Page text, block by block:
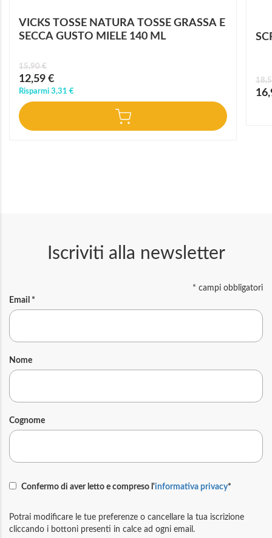
VICKS TOSSE NATURA TOSSE GRASSA E
SECCA GUSTO MIELE 140 ML
Prezzo
speciale
12,59 €
15,90 €
Risparmi 3,31 €
Iscriviti alla newsletter
* campi obbligatori
Email *
Nome
Cognome
Confermo di aver letto e compreso l'informativa privacy*
Potrai modificare le tue preferenze o cancellare la tua iscrizione
cliccando i bottoni presenti in calce ad ogni email.